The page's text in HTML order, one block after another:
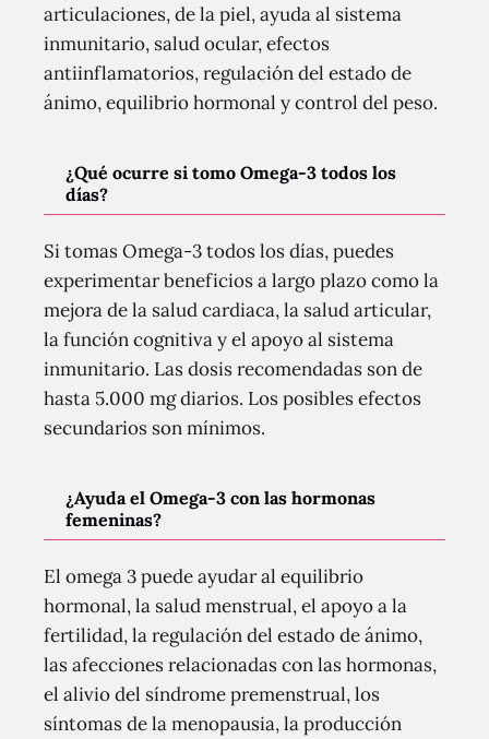
articulaciones, de la piel, ayuda al sistema
inmunitario, salud ocular, efectos
antiinflamatorios, regulación del estado de
ánimo, equilibrio hormonal y control del peso.
¿Qué ocurre si tomo Omega-3 todos los
días?
Si tomas Omega-3 todos los días, puedes
experimentar beneficios a largo plazo como la
mejora de la salud cardiaca, la salud articular,
la función cognitiva y el apoyo al sistema
inmunitario. Las dosis recomendadas son de
hasta 5.000 mg diarios. Los posibles efectos
secundarios son mínimos.
¿Ayuda el Omega-3 con las hormonas
femeninas?
El omega 3 puede ayudar al equilibrio
hormonal, la salud menstrual, el apoyo a la
fertilidad, la regulación del estado de ánimo,
las afecciones relacionadas con las hormonas,
el alivio del síndrome premenstrual, los
síntomas de la menopausia, la producción